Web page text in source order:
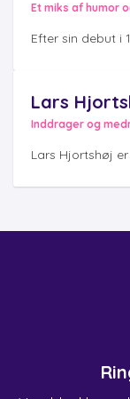
Et miks af humor
Efter sin debut i
Lars
Inddrager og
Lars Hjortshøj